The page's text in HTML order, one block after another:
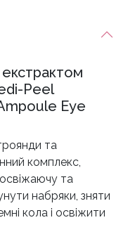
екстрактом
Peel
Eye
та
комплекс,
та
набряки, зняти
кола і освіжити